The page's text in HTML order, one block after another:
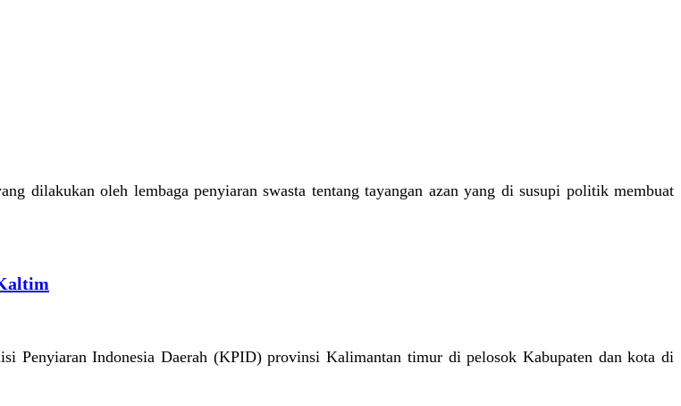
dilakukan oleh lembaga penyiaran swasta tentang tayangan azan yang di susupi politik membuat
Penyiaran Indonesia Daerah (KPID) provinsi Kalimantan timur di pelosok Kabupaten dan kota di